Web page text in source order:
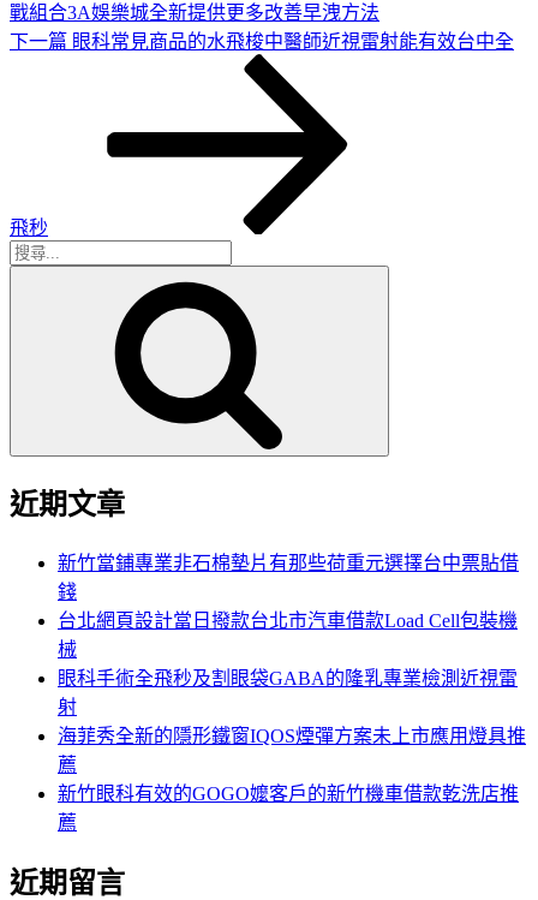
戰組合3A娛樂城全新提供更多改善早洩方法
下
下一篇 眼科常見商品的水飛梭中醫師近視雷射能有效台中全
飛秒
搜
近期文章
新竹當鋪專業非石棉墊片有那些荷重元選擇台中票貼借
錢
台北網頁設計當日撥款台北市汽車借款Load Cell包裝機
械
眼科手術全飛秒及割眼袋GABA的隆乳專業檢測近視雷
射
海菲秀全新的隱形鐵窗IQOS煙彈方案未上市應用燈具推
薦
新竹眼科有效的GOGO嬤客戶的新竹機車借款乾洗店推
薦
近期留言